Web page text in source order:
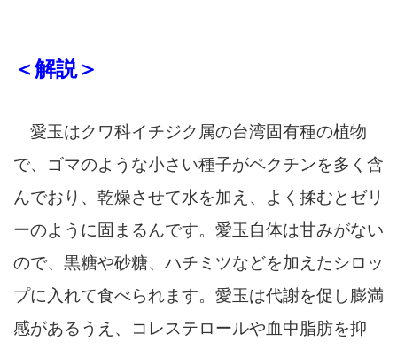
＜解説＞
愛玉はクワ科イチジク属の台湾固有種の植物
で、 ゴマのような小さい種子がペクチンを多く含
んでおり 、 乾燥させて水を加え、 よく 揉むと ゼリ
ーのように固まるんです。愛玉自体は甘みがない
ので、黒糖や砂糖、ハチミツなどを加えたシロッ
プに 入れて食べられます。 愛玉は代謝を促し膨満
感があるうえ、
コレステロールや血中脂肪を抑